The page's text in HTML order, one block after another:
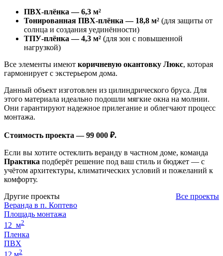
ПВХ-плёнка — 6,3 м²
Тонированная ПВХ-плёнка — 18,8 м² (для защиты от
солнца и создания уединённости)
ТПУ-плёнка — 4,3 м² (для зон с повышенной
нагрузкой)
Все элементы имеют коричневую окантовку Люкс, которая
гармонирует с экстерьером дома.
Данный объект изготовлен из цилиндрического бруса. Для
этого материала идеально подошли мягкие окна на молнии.
Они гарантируют надежное прилегание и облегчают процесс
монтажа.
Стоимость проекта — 99 000 ₽.
Если вы хотите остеклить веранду в частном доме, команда
Практика подберёт решение под ваш стиль и бюджет — с
учётом архитектуры, климатических условий и пожеланий к
комфорту.
Другие проекты
Все проекты
Веранда в п. Коптево
Площадь монтажа
12 м2
Пленка
ПВХ
12 м2